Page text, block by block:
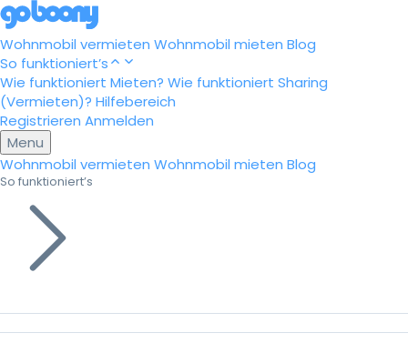
Wohnmobil vermieten Wohnmobil mieten Blog
So funktioniert’s
Wie funktioniert Mieten? Wie funktioniert Sharing
(Vermieten)? Hilfebereich
Registrieren Anmelden
Menu
Wohnmobil vermieten Wohnmobil mieten Blog
So funktioniert’s